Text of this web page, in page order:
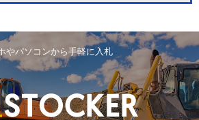
やパソコンから手軽に入札